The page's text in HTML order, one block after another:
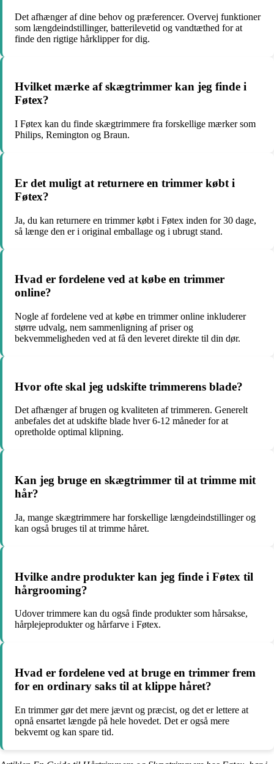
Det afhænger af dine behov og præferencer. Overvej funktioner
som længdeindstillinger, batterilevetid og vandtæthed for at
finde den rigtige hårklipper for dig.
Hvilket mærke af skægtrimmer kan jeg finde i
Føtex?
I Føtex kan du finde skægtrimmere fra forskellige mærker som
Philips, Remington og Braun.
Er det muligt at returnere en trimmer købt i
Føtex?
Ja, du kan returnere en trimmer købt i Føtex inden for 30 dage,
så længe den er i original emballage og i ubrugt stand.
Hvad er fordelene ved at købe en trimmer
online?
Nogle af fordelene ved at købe en trimmer online inkluderer
større udvalg, nem sammenligning af priser og
bekvemmeligheden ved at få den leveret direkte til din dør.
Hvor ofte skal jeg udskifte trimmerens blade?
Det afhænger af brugen og kvaliteten af trimmeren. Generelt
anbefales det at udskifte blade hver 6-12 måneder for at
opretholde optimal klipning.
Kan jeg bruge en skægtrimmer til at trimme mit
hår?
Ja, mange skægtrimmere har forskellige længdeindstillinger og
kan også bruges til at trimme håret.
Hvilke andre produkter kan jeg finde i Føtex til
hårgrooming?
Udover trimmere kan du også finde produkter som hårsakse,
hårplejeprodukter og hårfarve i Føtex.
Hvad er fordelene ved at bruge en trimmer frem
for en ordinary saks til at klippe håret?
En trimmer gør det mere jævnt og præcist, og det er lettere at
opnå ensartet længde på hele hovedet. Det er også mere
bekvemt og kan spare tid.